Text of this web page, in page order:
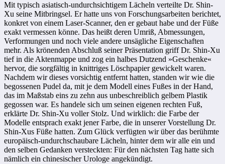
Mit typisch asiatisch-undurchsichtigem Lächeln verteilte Dr. Shin-
Xu seine Mitbringsel. Er hatte uns von Forschungsarbeiten berichtet,
konkret von einem Laser-Scanner, den er gebaut habe und der Füße
exakt vermessen könne. Das heißt deren Umriß, Abmessungen,
Verformungen und noch viele andere unsägliche Eigenschaften
mehr. Als krönenden Abschluß seiner Präsentation griff Dr. Shin-Xu
tief in die Aktenmappe und zog ein halbes Dutzend »Geschenke«
hervor, die sorgfältig in knittriges Löschpapier gewickelt waren.
Nachdem wir dieses vorsichtig entfernt hatten, standen wir wie die
begossenen Pudel da, mit je dem Modell eines Fußes in der Hand,
das im Maßstab eins zu zehn aus unbeschreiblich gelbem Plastik
gegossen war. Es handele sich um seinen eigenen rechten Fuß,
erklärte Dr. Shin-Xu voller Stolz. Und wirklich: die Farbe der
Modelle entsprach exakt jener Farbe, die in unserer Vorstellung Dr.
Shin-Xus Füße hatten. Zum Glück verfügten wir über das berühmte
europäisch-undurchschaubare Lächeln, hinter dem wir alle ein und
den selben Gedanken versteckten: Für den nächsten Tag hatte sich
nämlich ein chinesischer Urologe angekündigt.